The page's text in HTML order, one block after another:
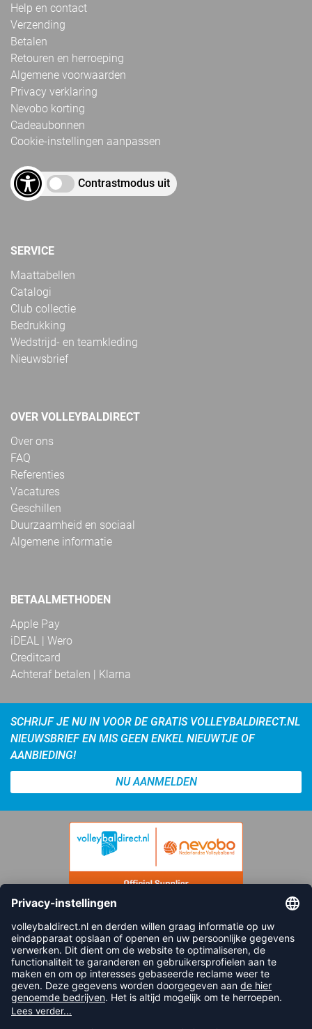
Help en contact
Verzending
Betalen
Retouren en herroeping
Algemene voorwaarden
Privacy verklaring
Nevobo korting
Cadeaubonnen
Cookie-instellingen aanpassen
Contrastmodus uit
SERVICE
Maattabellen
Catalogi
Club collectie
Bedrukking
Wedstrijd- en teamkleding
Nieuwsbrief
OVER VOLLEYBALDIRECT
Over ons
FAQ
Referenties
Vacatures
Geschillen
Duurzaamheid en sociaal
Algemene informatie
BETAALMETHODEN
Apple Pay
iDEAL | Wero
Creditcard
Achteraf betalen | Klarna
SCHRIJF JE NU IN VOOR DE GRATIS VOLLEYBALDIRECT.NL
NIEUWSBRIEF EN MIS GEEN ENKEL NIEUWTJE OF
AANBIEDING!
NU AANMELDEN
FOLLOW US